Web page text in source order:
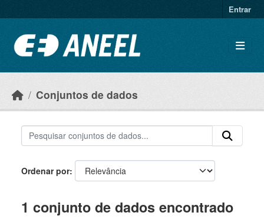
Entrar
Conjuntos de dados
Ordenar por
1 conjunto de dados encontrado